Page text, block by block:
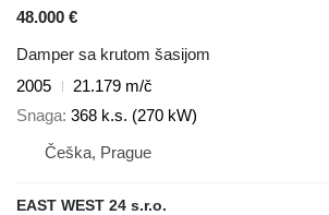
48.000 €
Damper sa krutom šasijom
2005
21.179 m/č
Snaga 368 k.s. (270 kW)
Češka, Prague
EAST WEST 24 s.r.o.